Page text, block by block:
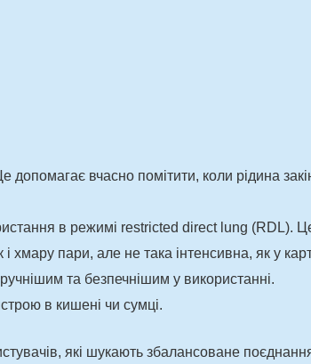
вчасно помітити, коли рідина
в режимі restricted direct lung (RDL).
пари, але не така інтенсивна, як у
та безпечнішим у використанні.
в кишені чи сумці.
які шукають збалансоване поєднання